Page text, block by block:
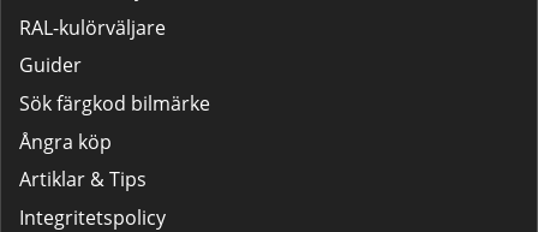
RAL-kulörväljare
Guider
Sök färgkod bilmärke
Ångra köp
Artiklar & Tips
Integritetspolicy